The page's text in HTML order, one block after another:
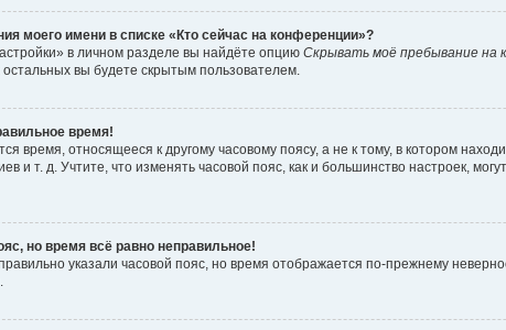
моего имени в списке «Кто сейчас на конференции»?
в личном разделе вы найдёте опцию Скрывать моё пребывание на
вы будете скрытым пользователем.
время!
время, относящееся к другому часовому поясу, а не к тому, в котором
и т. д. Учтите, что изменять часовой пояс, как и большинство настроек,
но время всё равно неправильное!
указали часовой пояс, но время отображается по-прежнему